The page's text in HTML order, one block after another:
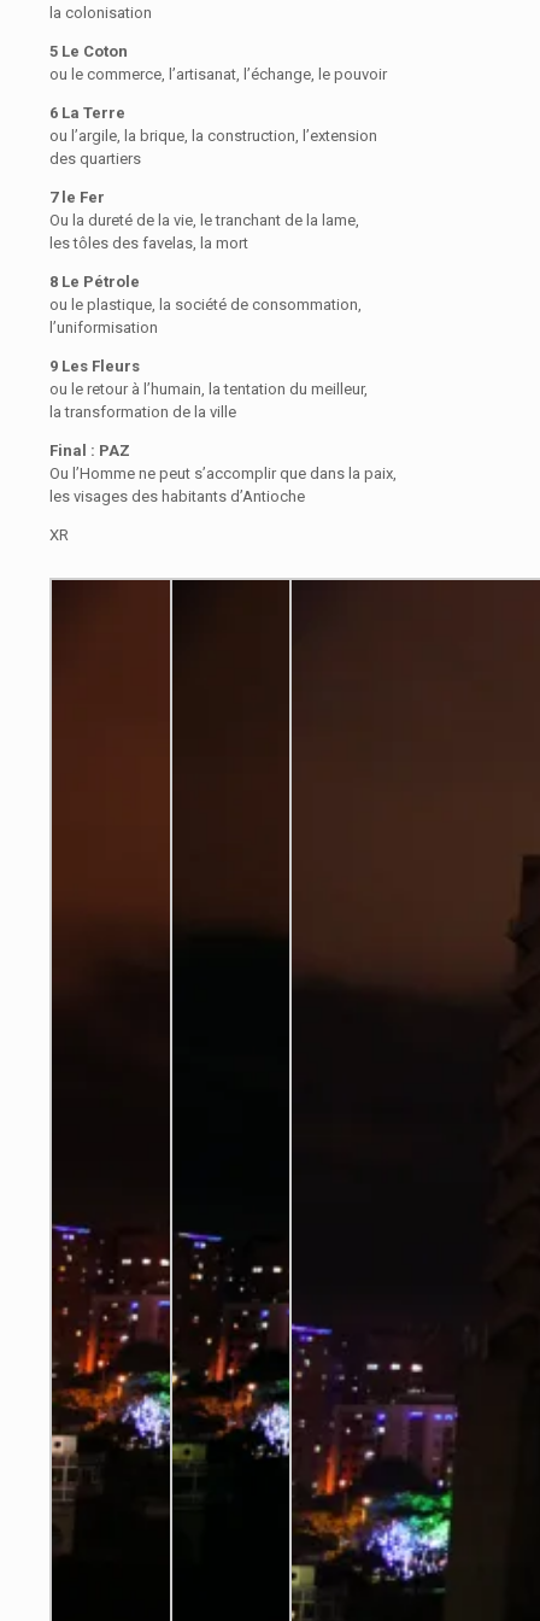
la colonisation
5 Le Coton
ou le commerce, l’artisanat, l’échange, le pouvoir
6 La Terre
ou l’argile, la brique, la construction, l’extension
des quartiers
7 le Fer
Ou la dureté de la vie, le tranchant de la lame,
les tôles des favelas, la mort
8 Le Pétrole
ou le plastique, la société de consommation,
l’uniformisation
9 Les Fleurs
ou le retour à l’humain, la tentation du meilleur,
la transformation de la ville
Final : PAZ
Ou l’Homme ne peut s’accomplir que dans la paix,
les visages des habitants d’Antioche
XR